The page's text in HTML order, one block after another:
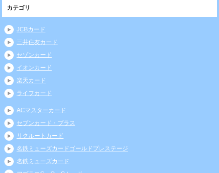
カテゴリ
JCBカード
三井住友カード
セゾンカード
イオンカード
楽天カード
ライフカード
ACマスターカード
セブンカード・プラス
リクルートカード
名鉄ミューズカードゴールドプレステージ
名鉄ミューズカード